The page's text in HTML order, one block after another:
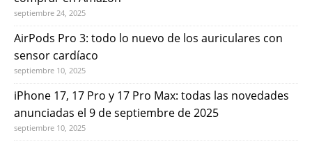
septiembre 24, 2025
AirPods Pro 3: todo lo nuevo de los auriculares con
sensor cardíaco
septiembre 10, 2025
iPhone 17, 17 Pro y 17 Pro Max: todas las novedades
anunciadas el 9 de septiembre de 2025
septiembre 10, 2025